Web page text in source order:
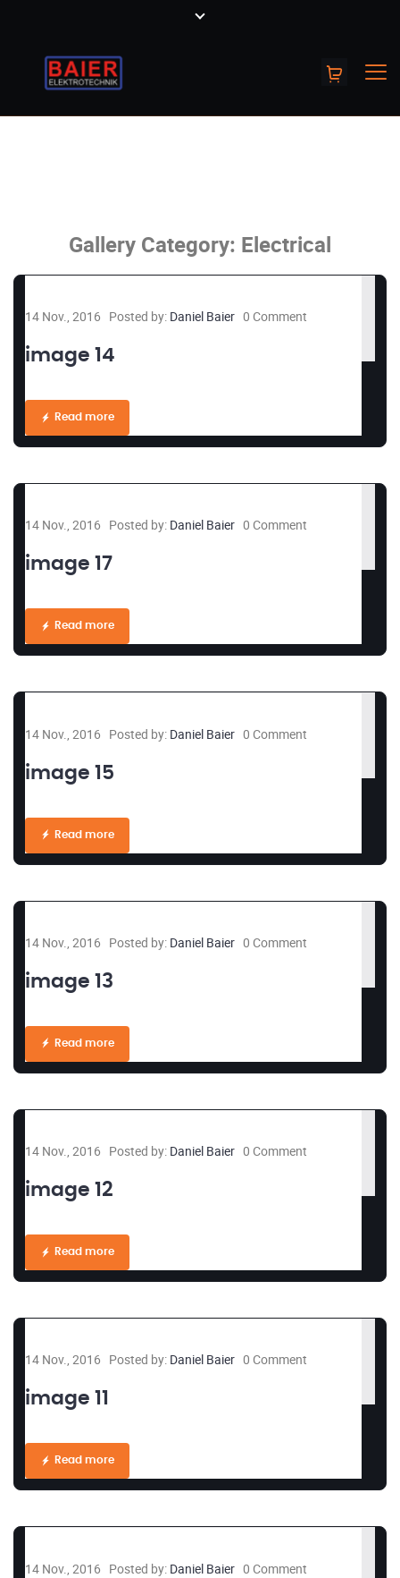
Gallery Category: Electrical
14 Nov., 2016 Posted by: Daniel Baier 0 Comment
image 14
Read more
14 Nov., 2016 Posted by: Daniel Baier 0 Comment
image 17
Read more
14 Nov., 2016 Posted by: Daniel Baier 0 Comment
image 15
Read more
14 Nov., 2016 Posted by: Daniel Baier 0 Comment
image 13
Read more
14 Nov., 2016 Posted by: Daniel Baier 0 Comment
image 12
Read more
14 Nov., 2016 Posted by: Daniel Baier 0 Comment
image 11
Read more
14 Nov., 2016 Posted by: Daniel Baier 0 Comment